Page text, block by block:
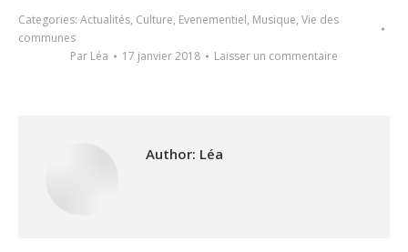
Categories: Actualités, Culture, Evenementiel, Musique, Vie des
communes
Par Léa 17 janvier 2018 Laisser un commentaire
Author: Léa